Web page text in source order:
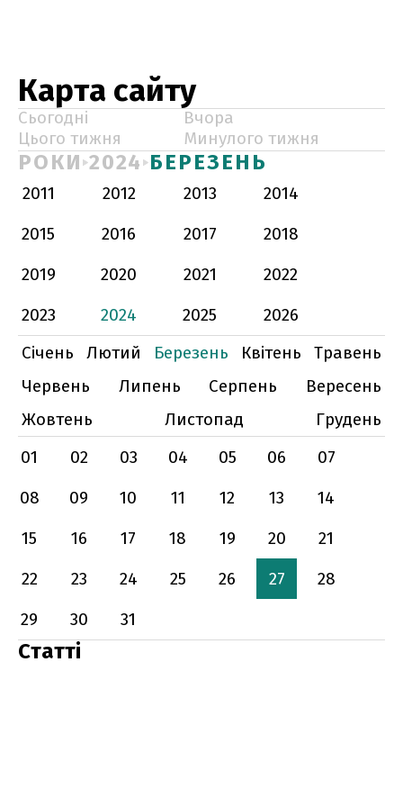
Карта сайту
Сьогодні
Вчора
Цього тижня
Минулого тижня
РОКИ 2024 БЕРЕЗЕНЬ
2011 2012 2013
2014
2015
2016 2017
2018
2019
2020 2021
2022
2023
2024 2025
2026
Січень
Лютий Березень Квітень
Травень
Червень
Липень Серпень
Вересень
Жовтень
Листопад
Грудень
01
02 03 04 05 06
07
08
09 10 11 12 13
14
15
16 17 18 19 20
21
22
23 24 25 26 27
28
29
30 31
Статті